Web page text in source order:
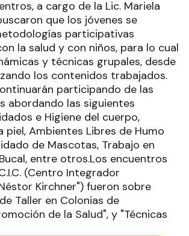
a cargo de la Lic. Mariela
que los jóvenes se
participativas
la salud y con niños, para lo cual
y técnicas grupales, desde
los contenidos trabajados.
participando de las
abordando las siguientes
e Higiene del cuerpo,
piel, Ambientes Libres de Humo
de Mascotas, Trabajo en
entre otros.Los encuentros
(Centro Integrador
Kirchner") fueron sobre
Taller en Colonias de
de la Salud", y "Técnicas